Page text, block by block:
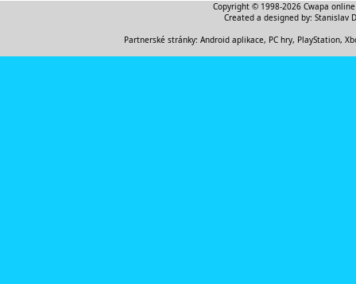
Copyright © 1998-2026 Cwapa
Created a designed by: Stanislav
Partnerské stránky: Android aplikace, PC hry, PlayStation,